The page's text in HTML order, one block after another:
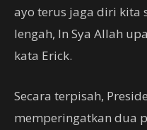
ayo terus jaga diri kita
lengah, In Sya Allah
kata Erick.
Secara terpisah,
memperingatkan dua